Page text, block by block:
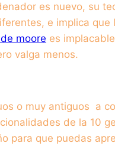
es nuevo, su
e implica
moore es
valga menos.
o muy antiguos a
de la 10
para que puedas